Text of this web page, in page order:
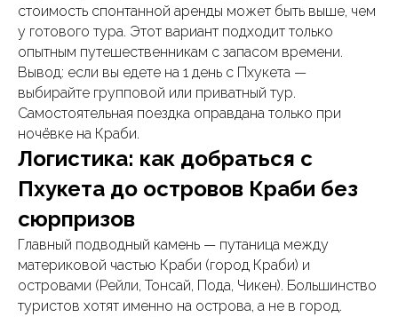
стоимость спонтанной аренды может быть выше, чем
у готового тура. Этот вариант подходит только
опытным путешественникам с запасом времени.
Вывод: если вы едете на 1 день с Пхукета —
выбирайте групповой или приватный тур.
Самостоятельная поездка оправдана только при
ночёвке на Краби.
Логистика: как добраться с
Пхукета до островов Краби без
сюрпризов
Главный подводный камень — путаница между
материковой частью Краби (город Краби) и
островами (Рейли, Тонсай, Пода, Чикен). Большинство
туристов хотят именно на острова, а не в город.